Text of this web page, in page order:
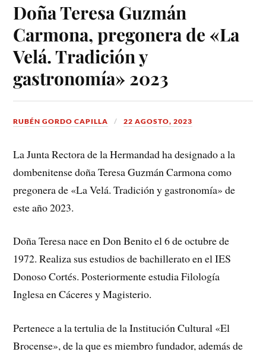
Doña Teresa Guzmán
Carmona, pregonera de «La
Velá. Tradición y
gastronomía» 2023
RUBÉN GORDO CAPILLA 22 AGOSTO, 2023
La Junta Rectora de la Hermandad ha designado a la
dombenitense doña Teresa Guzmán Carmona como
pregonera de «La Velá. Tradición y gastronomía» de
este año 2023.
Doña Teresa nace en Don Benito el 6 de octubre de
1972. Realiza sus estudios de bachillerato en el IES
Donoso Cortés. Posteriormente estudia Filología
Inglesa en Cáceres y Magisterio.
Pertenece a la tertulia de la Institución Cultural «El
Brocense», de la que es miembro fundador, además de